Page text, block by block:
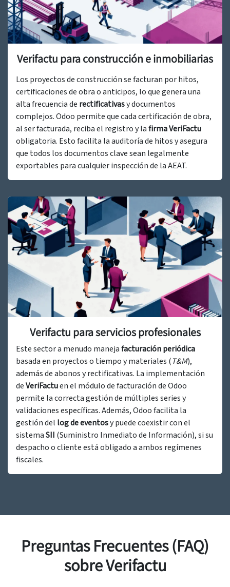
Verifactu para construcción e inmobiliarias
Los proyectos de construcción se facturan por hitos,
certificaciones de obra o anticipos, lo que genera una
alta frecuencia de rectificativasy documentos
complejos. Odoo permite que cada certificación de obra,
al ser facturada, reciba el registro y lafirma VeriFactu
obligatoria. Esto facilita la auditoría de hitos y asegura
que todos los documentos clave sean legalmente
exportables para cualquier inspección de la AEAT.
Verifactu para servicios profesionales
Este sector a menudo manejafacturación periódica
basada en proyectos o tiempo y materiales (T&M),
además de abonos y rectificativas. La implementación
deVeriFactuen el módulo de facturación de Odoo
permite la correcta gestión de múltiples series y
validaciones específicas. Además, Odoo facilita la
gestión del log de eventosy puede coexistir con el
sistemaSII (Suministro Inmediato de Información), si su
despacho o cliente está obligado a ambos regímenes
fiscales.
Preguntas Frecuentes (FAQ)
sobre Verifactu